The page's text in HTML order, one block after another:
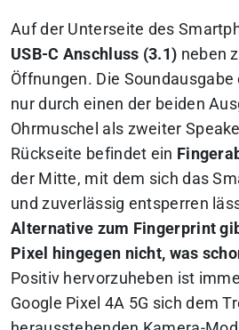
Auf der Unterseite des
USB-C Anschluss (3.1) neben
Öffnungen. Die
nur durch einen der beiden
Ohrmuschel als zweiter
Rückseite befindet ein
der Mitte, mit dem sich das
und zuverlässig entsperren
Alternative zum Fingerprint
Pixel hingegen nicht, was
Positiv hervorzuheben ist
Google Pixel 4A 5G sich dem